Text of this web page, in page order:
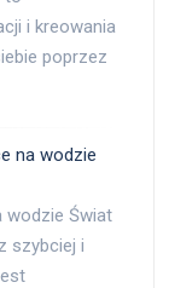
i kreowania
poprzez
na wodzie
wodzie Świat
szybciej i